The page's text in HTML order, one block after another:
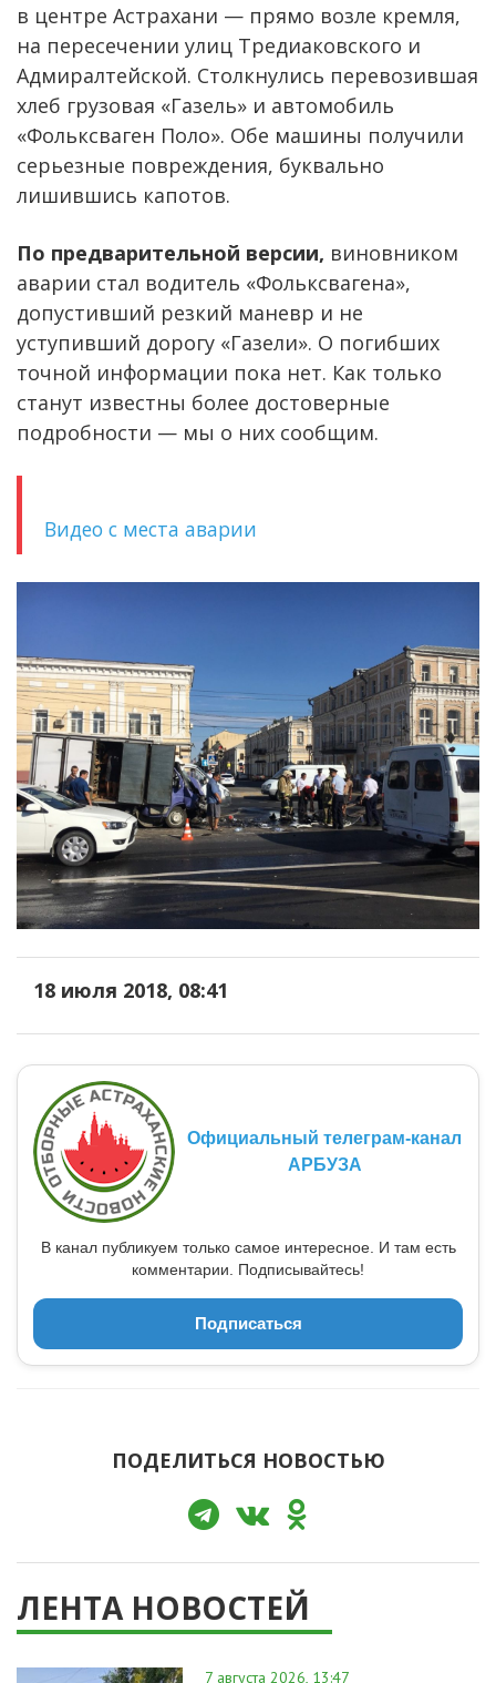
в центре Астрахани — прямо возле кремля,
на пересечении улиц Тредиаковского и
Адмиралтейской. Столкнулись перевозившая
хлеб грузовая «Газель» и автомобиль
«Фольксваген Поло». Обе машины получили
серьезные повреждения, буквально
лишившись капотов.
По предварительной версии, виновником
аварии стал водитель «Фольксвагена»,
допустивший резкий маневр и не
уступивший дорогу «Газели». О погибших
точной информации пока нет. Как только
станут известны более достоверные
подробности — мы о них сообщим.
Видео с места аварии
18 июля 2018, 08:41
Официальный телеграм-канал
АРБУЗА
В канал публикуем только самое интересное. И там есть
комментарии. Подписывайтесь!
Подписаться
ПОДЕЛИТЬСЯ НОВОСТЬЮ
ЛЕНТА НОВОСТЕЙ
7 августа 2026, 13:47